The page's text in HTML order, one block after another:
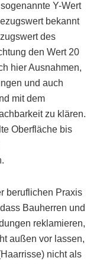
Y-Wert
bekannt
des
den Wert 20
hier Ausnahmen,
und auch
mit dem
zu klären.
Oberfläche bis
beruflichen Praxis
Bauherren und
reklamieren,
außen vor lassen,
nicht als